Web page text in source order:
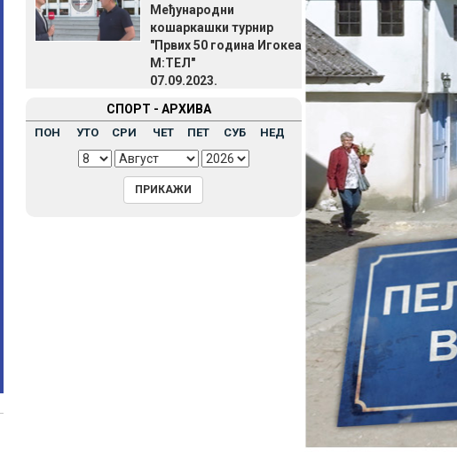
Међународни
кошаркашки турнир
"Првих 50 година Игокеа
М:ТЕЛ"
07.09.2023.
СПОРТ - АРХИВА
ПОН УТО СРИ ЧЕТ ПЕТ СУБ НЕД